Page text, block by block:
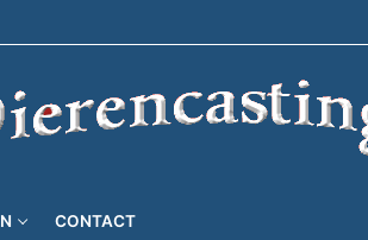
CONTACT